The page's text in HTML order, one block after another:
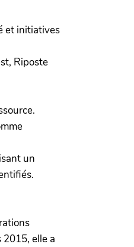
et initiatives
Riposte
un
elle a